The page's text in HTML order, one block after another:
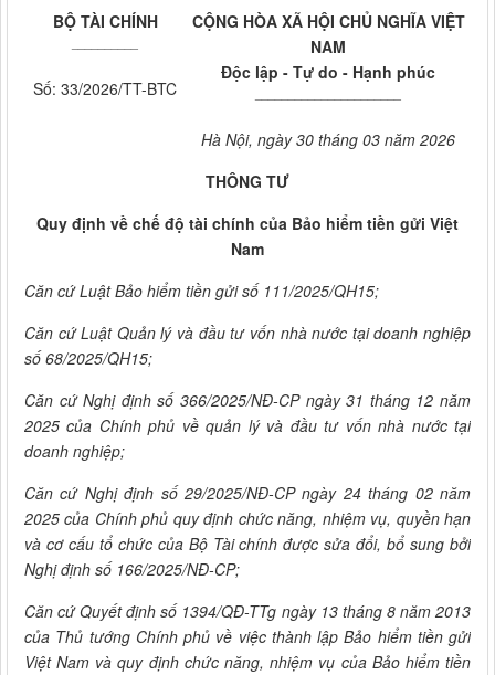
BỘ TÀI CHÍNH
Số: 33/2026/TT-BTC
CỘNG HÒA XÃ HỘI CHỦ NGHĨA VIỆT
NAM
Độc lập - Tự do - Hạnh phúc
Hà Nội, ngày 30 tháng 03 năm 2026
THÔNG TƯ
Quy định về chế độ tài chính của Bảo hiểm tiền gửi Việt
Nam
Căn cứ Luật Bảo hiểm tiền gửi số 111/2025/QH15;
Căn cứ Luật Quản lý và đầu tư vốn nhà nước tại doanh nghiệp
số 68/2025/QH15;
Căn cứ Nghị định số 366/2025/NĐ-CP ngày 31 tháng 12 năm
2025 của Chính phủ về quản lý và đầu tư vốn nhà nước tại
doanh nghiệp;
Căn cứ Nghị định số 29/2025/NĐ-CP ngày 24 tháng 02 năm
2025 của Chính phủ quy định chức năng, nhiệm vụ, quyền hạn
và cơ cấu tổ chức của Bộ Tài chính được sửa đổi, bổ sung bởi
Nghị định số 166/2025/NĐ-CP;
Căn cứ Quyết định số 1394/QĐ-TTg ngày 13 tháng 8 năm 2013
của Thủ tướng Chính phủ về việc thành lập Bảo hiểm tiền gửi
Việt Nam và quy định chức năng, nhiệm vụ của Bảo hiểm tiền